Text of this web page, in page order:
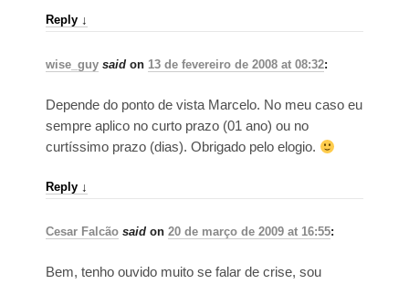
Reply ↓
wise_guy said on 13 de fevereiro de 2008 at 08:32:
Depende do ponto de vista Marcelo. No meu caso eu
sempre aplico no curto prazo (01 ano) ou no
curtíssimo prazo (dias). Obrigado pelo elogio.
Reply ↓
Cesar Falcão said on 20 de março de 2009 at 16:55:
Bem, tenho ouvido muito se falar de crise, sou